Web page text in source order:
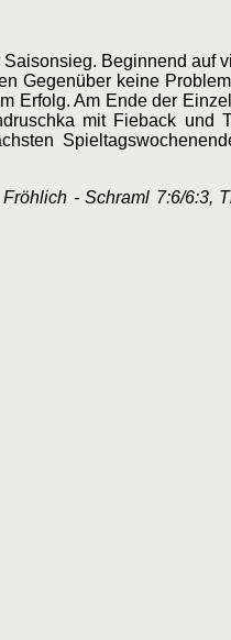
Beginnend auf
Gegenüber keine
Erfolg. Am Ende der
mit Fieback und
- Schraml 7:6/6:3,